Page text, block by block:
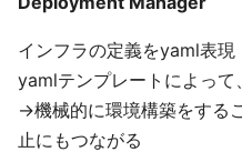
インフラの定義をyaml表現
yamlテンプレートによって
→機械的に環境構築をする
止にもつながる